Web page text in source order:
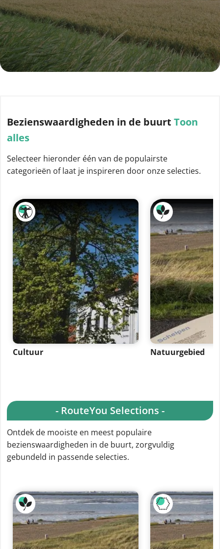
Bezienswaardigheden in de buurt Toon
alles
Selecteer hieronder één van de populairste
categorieën of laat je inspireren door onze selecties.
Cultuur Natuurgebied
- RouteYou Selections -
Ontdek de mooiste en meest populaire
bezienswaardigheden in de buurt, zorgvuldig
gebundeld in passende selecties.